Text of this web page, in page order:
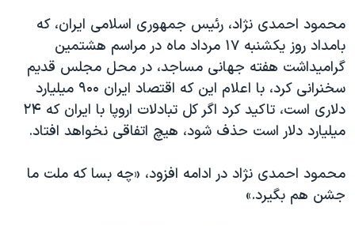
فرهنگ و زندگی
حقوق شهروندی
اقتصادی
علم و فناوری
اسرائیل در جنگ
آرشیو پخش زنده
مستندها
انتخابات ریاست جمهوری آمریکا ۲۰۲۴
حمله جمهوری اسلامی به اسرائیل
رمز مهسا
ورزش زنان در ایران
مجموعه مستندهای دادخواهی
دنبال کنید
زبانهای مختلف
محمود احمدی نژاد، رئیس جمهوری اسلامی ایران، که
بامداد روز یکشنبه ۱۷ مرداد ماه در مراسم هشتمین
گرامیداشت هفته جهانی مساجد، در محل مجلس قدیم
سخنرانی کرد، با اعلام این که اقتصاد ایران ۹۰۰ میلیارد
دلاری است، تاکید کرد اگر کل تبادلات اروپا با ایران که ۲۴
میلیارد دلار است حذف شود، هیچ اتفاقی نخواهد افتاد.
محمود احمدی نژاد در ادامه افزود، «چه بسا که ملت ما
جشن هم بگیرد.»